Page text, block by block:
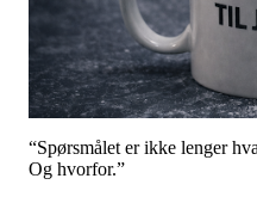
“Spørsmålet er ikke lenger
Og hvorfor.”